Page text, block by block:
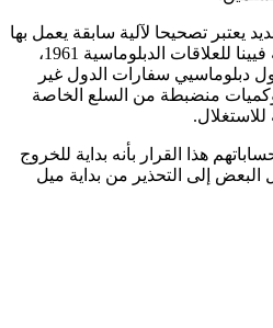
يعتبر تصحيحا لآلية سابقة يعمل بها
منذ توقيع المملكة على اتفاقية فيينا للعلاقات الدبلوماسية 1961،
دبلوماسيي سفارات الدول غير
منضبطة من السلع الخاصة
هذا القرار بأنه بداية للخروج
إلى التحذير من بداية ميل